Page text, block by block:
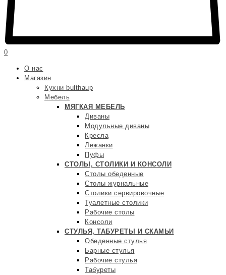
0
О нас
Магазин
Кухни bulthaup
Мебель
МЯГКАЯ МЕБЕЛЬ
Диваны
Модульные диваны
Кресла
Лежанки
Пуфы
СТОЛЫ, СТОЛИКИ И КОНСОЛИ
Столы обеденные
Столы журнальные
Столики сервировочные
Туалетные столики
Рабочие столы
Консоли
СТУЛЬЯ, ТАБУРЕТЫ И СКАМЬИ
Обеденные стулья
Барные стулья
Рабочие стулья
Табуреты